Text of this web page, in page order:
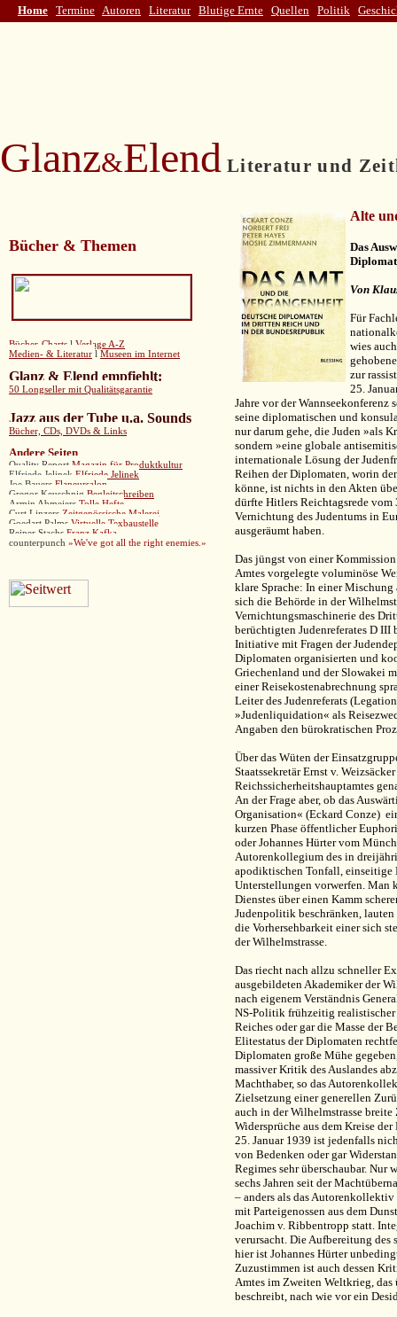
Home Termine Autoren Literatur Blutige Ernte Quellen Politik
Glanz&Elend Literatur und
Bücher & Themen
Bücher-Charts l Verlage A-Z
Medien- & Literatur l Museen im Internet
Glanz & Elend empfiehlt:
50 Longseller mit Qualitätsgarantie
Jazz aus der Tube u.a. Sounds
Bücher, CDs, DVDs & Links
Andere Seiten
Quality Report Magazin für Produktkultur
Elfriede Jelinek Elfriede Jelinek
Joe Bauers Flaneursalon
Gregor Keuschnig Begleitschreiben
Armin Abmeiers Tolle Hefte
Curt Linzers Zeitgenössische Malerei
Goedart Palms Virtuelle Texbaustelle
Reiner Stachs Franz Kafka
counterpunch »We've got all the right enemies.»
Alte
Das
Von
Für
wies
zur
25.
Jahre vor der Wannseekonferenz
seine diplomatischen und
nur darum gehe, die Juden »als
sondern »eine globale
internationale Lösung der
Reihen der Diplomaten, worin
könne, ist nichts in den Akten
dürfte Hitlers Reichtagsrede vom
Vernichtung des Judentums in
ausgeräumt haben.
Das jüngst von einer
Amtes vorgelegte voluminöse
klare Sprache: In einer
sich die Behörde in der
Vernichtungsmaschinerie des
berüchtigten Judenreferates D
Initiative mit Fragen der
Diplomaten organisierten und
Griechenland und der Slowakei
einer Reisekostenabrechnung
Leiter des Judenreferats
»Judenliquidation« als
Angaben den bürokratischen
Über das Wüten der
Staatssekretär Ernst v.
Reichssicherheitshauptamtes
An der Frage aber, ob das
Organisation« (Eckard Conze)
kurzen Phase öffentlicher
oder Johannes Hürter vom
Autorenkollegium des in
apodiktischen Tonfall, einseitige
Unterstellungen vorwerfen. Man
Dienstes über einen Kamm
Judenpolitik beschränken,
die Vorhersehbarkeit einer sich
der Wilhelmstrasse.
Das riecht nach allzu schneller
ausgebildeten Akademiker der
nach eigenem Verständnis
NS-Politik frühzeitig
Reiches oder gar die Masse der
Elitestatus der Diplomaten
Diplomaten große Mühe
massiver Kritik des Auslandes
Machthaber, so das
Zielsetzung einer generellen
auch in der Wilhelmstrasse
Widersprüche aus dem Kreise
25. Januar 1939 ist jedenfalls
von Bedenken oder gar
Regimes sehr überschaubar. Nur
sechs Jahren seit der
– anders als das
mit Parteigenossen aus dem
Joachim v. Ribbentropp statt.
verursacht. Die Aufbereitung
hier ist Johannes Hürter
Zuzustimmen ist auch dessen
Amtes im Zweiten Weltkrieg,
beschreibt, nach wie vor ein